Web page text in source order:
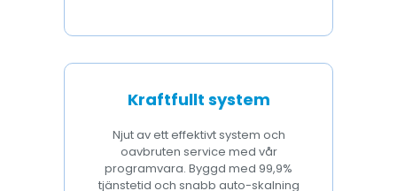
Kraftfullt system
Njut av ett effektivt system och
oavbruten service med vår
programvara. Byggd med 99,9%
tjänstetid och snabb auto-skalning